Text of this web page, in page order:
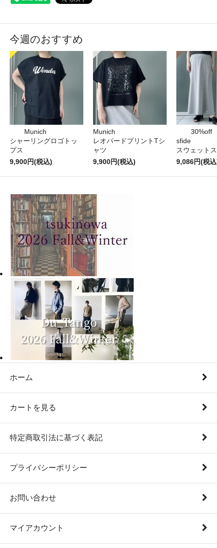
今週のおすすめ
Munich
シャーリングロゴトッ
プス
9,900円(税込)
Munich
レオパードプリントTシ
ャツ
9,900円(税込)
30%off
sfide
スウェット
9,086円(税
ホーム
カートを見る
特定商取引法に基づく表記
プライバシーポリシー
お問い合わせ
マイアカウント